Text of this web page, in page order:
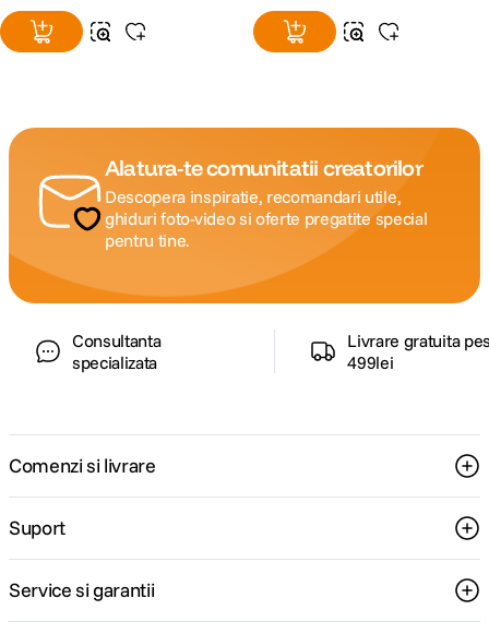
Alatura-te comunitatii creatorilor
Descopera inspiratie, recomandari utile,
ghiduri foto-video si oferte pregatite special
pentru tine.
Consultanta
specializata
Livrare gratuita
499lei
Comenzi si livrare
Suport
Service si garantii